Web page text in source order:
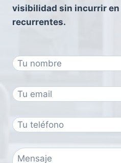
visibilidad sin incurrir en
recurrentes.